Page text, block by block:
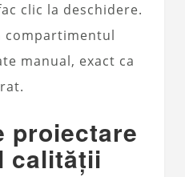
clic la deschidere.
compartimentul
manual, exact ca
proiectare
calității